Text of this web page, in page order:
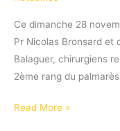
Ce dimanche 28
Pr Nicolas Bronsard et
Balaguer, chirurgiens
2ème rang du
SOS
Read More »